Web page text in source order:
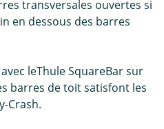
transversales ouvertes si
en dessous des barres
leThule SquareBar sur
barres de toit satisfont les
Crash.